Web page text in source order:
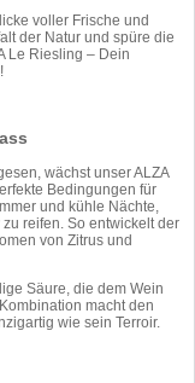
voller Frische und
der Natur und spüre die
Le Riesling – Dein
wächst unser ALZA
Bedingungen für
und kühle Nächte,
reifen. So entwickelt der
von Zitrus und
Säure, die dem Wein
macht den
wie sein Terroir.